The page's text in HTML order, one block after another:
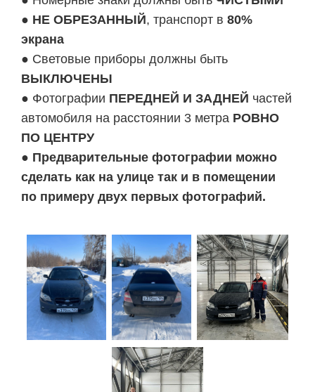
● НЕ ОБРЕЗАННЫЙ, транспорт в 80%
экрана
● Световые приборы должны быть
ВЫКЛЮЧЕНЫ
● Фотографии ПЕРЕДНЕЙ И ЗАДНЕЙ частей
автомобиля на расстоянии 3 метра РОВНО
ПО ЦЕНТРУ
● Предварительные фотографии можно
сделать как на улице так и в помещении
по примеру двух первых фотографий.